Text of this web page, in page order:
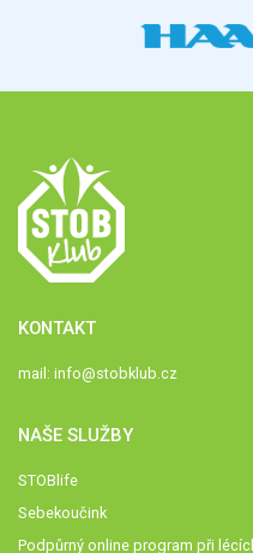
KONTAKT
mail: info@stobklub.cz
NAŠE SLUŽBY
STOBlife
Sebekoučink
Podpůrný online program při